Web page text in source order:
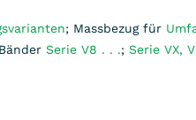
; Massbezug für
Serie V8 . . .;Serie VX,